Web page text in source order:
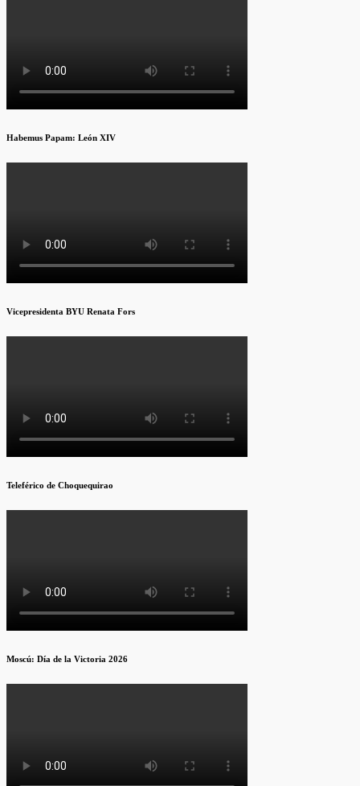
Habemus Papam: León XIV
Vicepresidenta BYU Renata Fors
Teleférico de Choquequirao
Moscú: Día de la Victoria 2026